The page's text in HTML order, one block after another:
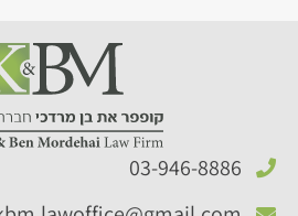
03-946-8886​